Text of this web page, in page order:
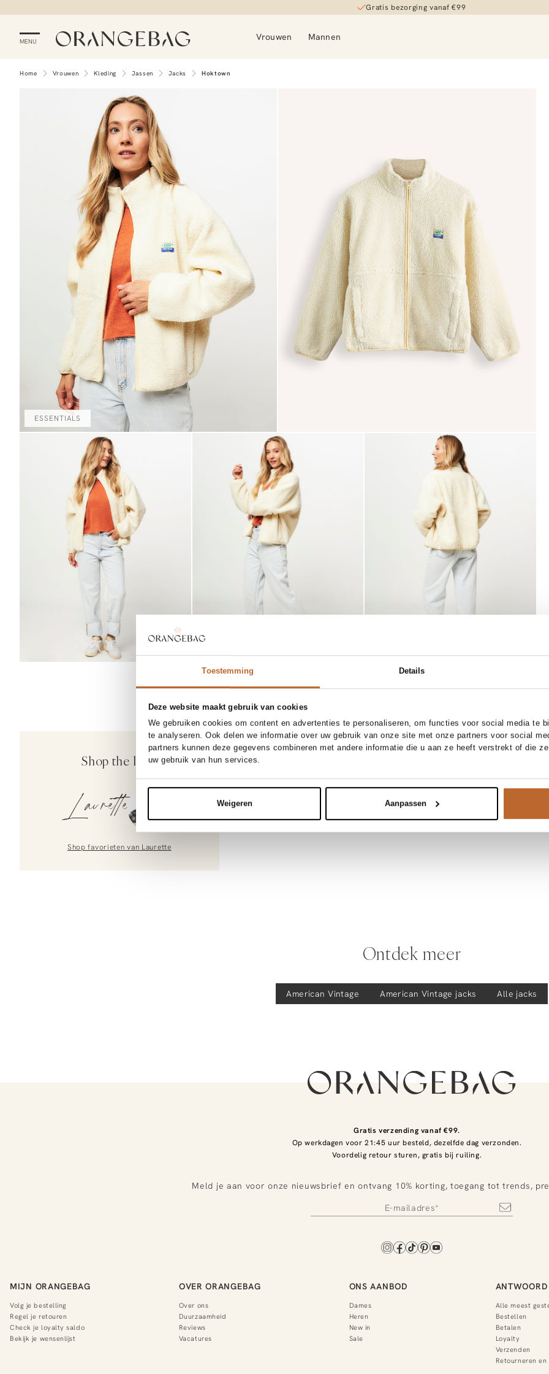
Toestemming Details
Deze website maakt gebruik van cookies
We gebruiken cookies om content en advertenties te personaliseren, om functies voor social media te
te analyseren. Ook delen we informatie over uw gebruik van onze site met onze partners voor social
partners kunnen deze gegevens combineren met andere informatie die u aan ze heeft verstrekt of die
uw gebruik van hun services.
Weigeren Aanpassen
Gratis bezorging vanaf €99
MENU Vrouwen Mannen
Home Vrouwen Kleding Jassen Jacks Hoktown
ESSENTIALS
Shop the look
Laurette
Shop favorieten van Laurette
26/30 27/30 29/30
American Vintage
Joybird, high waist loose fit non-stretch jeans
115,-
American Vintage
110,-
Ontdek meer
American Vintage American Vintage jacks Alle jacks
Gratis verzending vanaf €99.
Op werkdagen voor 21:45 uur besteld, dezelfde dag verzonden.
Voordelig retour sturen, gratis bij ruiling.
Meld je aan voor onze nieuwsbrief en ontvang 10% korting, toegang tot trends,
MIJN ORANGEBAG
Volg je bestelling
Regel je retouren
Check je loyalty saldo
Bekijk je wensenlijst
OVER ORANGEBAG
Over ons
Duurzaamheid
Reviews
Vacatures
ONS AANBOD
Dames
Heren
New in
Sale
Alle meest
Bestellen
Betalen
Loyalty
Verzenden
Retourneren en